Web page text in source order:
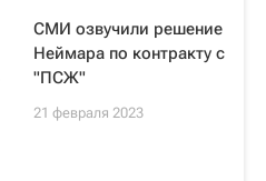
СМИ озвучили решение
Неймара по контракту с
"ПСЖ"
21 февраля 2023